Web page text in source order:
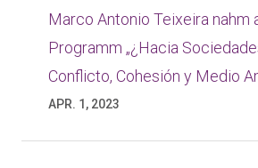
Marco Antonio Teixeira nahm
Programm „¿Hacia
Conflicto, Cohesión y Medio
APR. 1, 2023